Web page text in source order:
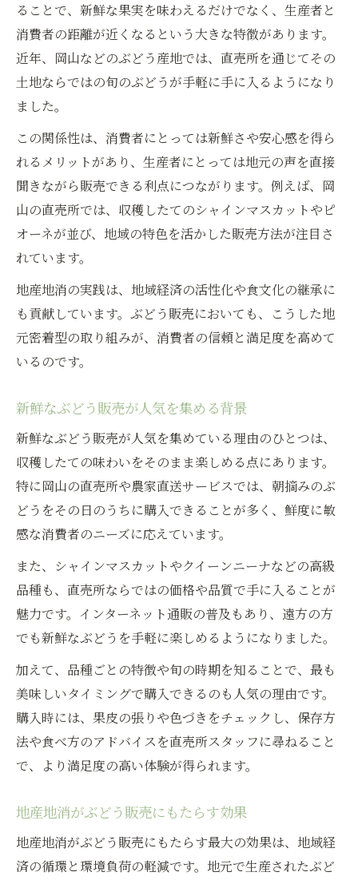
新鮮ぶどうを地産地消で手に入れる方法
新鮮ぶどう販売を選ぶためのコツ
地産地消で見つけるぶどう販売の方法
信頼できるぶどう販売で新鮮さを実感
ぶどう販売を通じて味わう季節の恵み
ぶどう販売で堪能する旬の季節感
地産地消が叶える季節ごとのぶどう販売
ぶどう販売と季節の移ろいを楽しむコツ
旬のぶどう販売で味わう自然の恵み
地元ぶどう販売で感じる四季の彩り
手頃な価格でぶどう販売を満喫するコツ
地産地消が叶える手頃なぶどう販売
ぶどう販売をお得に楽しむポイント集
新鮮ぶどう販売を手頃に購入する秘訣
地元ぶどう販売でコスパを重視する方法
地産地消で楽しむ直売ぶどうの特徴とは
ぶどう販売の直売所で味わう特長を解説
地産地消ならではのぶどう販売の魅力
直売ぶどう販売で得られる鮮度と安心感
地元ぶどう販売の特徴を知るポイント
直売ぶどう販売で楽しむ旬の味わい
ることで、新鮮な果実を味わえるだけでなく、生産者と
消費者の距離が近くなるという大きな特徴があります。
近年、岡山などのぶどう産地では、直売所を通じてその
土地ならではの旬のぶどうが手軽に手に入るようになり
ました。
この関係性は、消費者にとっては新鮮さや安心感を得ら
れるメリットがあり、生産者にとっては地元の声を直接
聞きながら販売できる利点につながります。例えば、岡
山の直売所では、収穫したてのシャインマスカットやピ
オーネが並び、地域の特色を活かした販売方法が注目さ
れています。
地産地消の実践は、地域経済の活性化や食文化の継承に
も貢献しています。ぶどう販売においても、こうした地
元密着型の取り組みが、消費者の信頼と満足度を高めて
いるのです。
新鮮なぶどう販売が人気を集める背景
新鮮なぶどう販売が人気を集めている理由のひとつは、
収穫したての味わいをそのまま楽しめる点にあります。
特に岡山の直売所や農家直送サービスでは、朝摘みのぶ
どうをその日のうちに購入できることが多く、鮮度に敏
感な消費者のニーズに応えています。
また、シャインマスカットやクイーンニーナなどの高級
品種も、直売所ならではの価格や品質で手に入ることが
魅力です。インターネット通販の普及もあり、遠方の方
でも新鮮なぶどうを手軽に楽しめるようになりました。
加えて、品種ごとの特徴や旬の時期を知ることで、最も
美味しいタイミングで購入できるのも人気の理由です。
購入時には、果皮の張りや色づきをチェックし、保存方
法や食べ方のアドバイスを直売所スタッフに尋ねること
で、より満足度の高い体験が得られます。
地産地消がぶどう販売にもたらす効果
地産地消がぶどう販売にもたらす最大の効果は、地域経
済の循環と環境負荷の軽減です。地元で生産されたぶど